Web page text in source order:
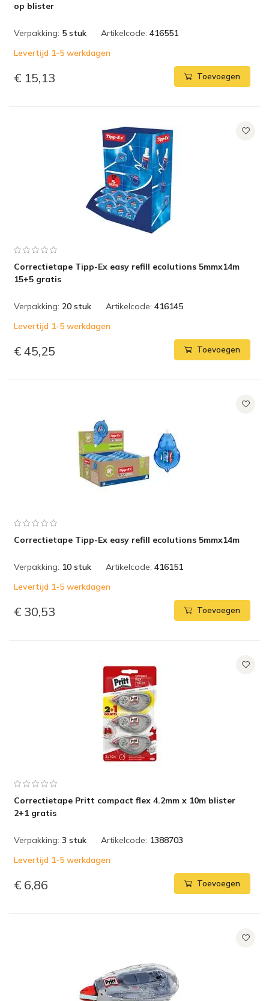
op blister
Verpakking: 5 stuk Artikelcode: 416551
Levertijd 1-5 werkdagen
€ 15,13 Toevoegen
Correctietape Tipp-Ex easy refill ecolutions 5mmx14m
15+5 gratis
Verpakking: 20 stuk Artikelcode: 416145
Levertijd 1-5 werkdagen
€ 45,25 Toevoegen
Correctietape Tipp-Ex easy refill ecolutions 5mmx14m
Verpakking: 10 stuk Artikelcode: 416151
Levertijd 1-5 werkdagen
€ 30,53 Toevoegen
Correctietape Pritt compact flex 4.2mm x 10m blister
2+1 gratis
Verpakking: 3 stuk Artikelcode: 1388703
Levertijd 1-5 werkdagen
€ 6,86 Toevoegen